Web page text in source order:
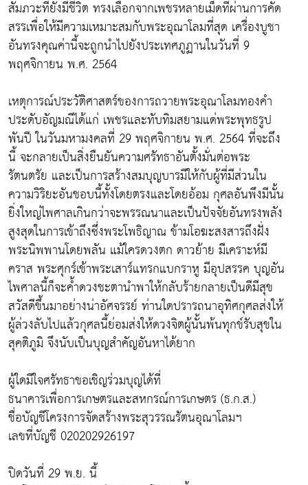
สัมภวะที่ยังมีชีวิต ทรงเลือกจากเพชรหลายเม็ดที่ผ่านการคัด
สรรเพื่อให้มีความเหมาะสมกับพระอุณาโลมที่สุด เครื่องบูชา
อันทรงคุณค่านี้จะถูกนำไปยังประเทศภูฏานในวันที่ 9
พฤศจิกายน พ.ศ. 2564
เหตุการณ์ประวัติศาสตร์ของการถวายพระอุณาโลมทองคำ
ประดับอัญมณีได้แก่ เพชรและทับทิมสยามแด่พระพุทธรูป
พันปี ในวันมหามงคลที่ 29 พฤศจิกายน พ.ศ. 2564 ที่จะถึง
นี้ จะกลายเป็นสิ่งยืนยันความศรัทธาอันตั้งมั่นต่อพระ
รัตนตรัย และเป็นการสร้างสมบุญบารมีให้กับผู้ที่มีส่วนใน
ความวิริยะอันชอบนี้ทั้งโดยตรงและโดยอ้อม กุศลอันพึงมีนั้น
ยิ่งใหญ่ไพศาลเกินกว่าจะพรรณนาและเป็นปัจจัยอันทรงพลัง
สูงสุดในการเข้าถึงซึ่งพระโพธิญาณ ข้ามโอฆะสงสารถึงฝั่ง
พระนิพพานโดยพลัน แม้ใครดวงตก ดาวย้าย มีเคราะห์มี
คราส พระศุกร์เข้าพระเสาร์แทรกแบกราหู มีอุปสรรค บุญอัน
ไพศาลนี้ก็จะค้ำดวงชะตานำพาให้กลับร้ายกลายเป็นดีมีสุข
สวัสดีขึ้นมาอย่างน่าอัศจรรย์ ท่านใดปรารถนาอุทิศกุศลส่งให้
ผู้ล่วงลับไปแล้วกุศลนี้ย่อมส่งให้ดวงจิตผู้นั้นพ้นทุกข์รับสุขใน
สุคติภูมิ จึงนับเป็นบุญสำคัญอันหาได้ยาก
ผู้ใดมีใจศรัทธาขอเชิญร่วมบุญได้ที่
ธนาคารเพื่อการเกษตรและสหกรณ์การเกษตร (ธ.ก.ส.)
ชื่อบัญชีโครงการจัดสร้างพระสุวรรณรัตนอุณาโลมฯ
เลขที่บัญชี 020202926197
ปิดวันที่ 29 พ.ย. นี้